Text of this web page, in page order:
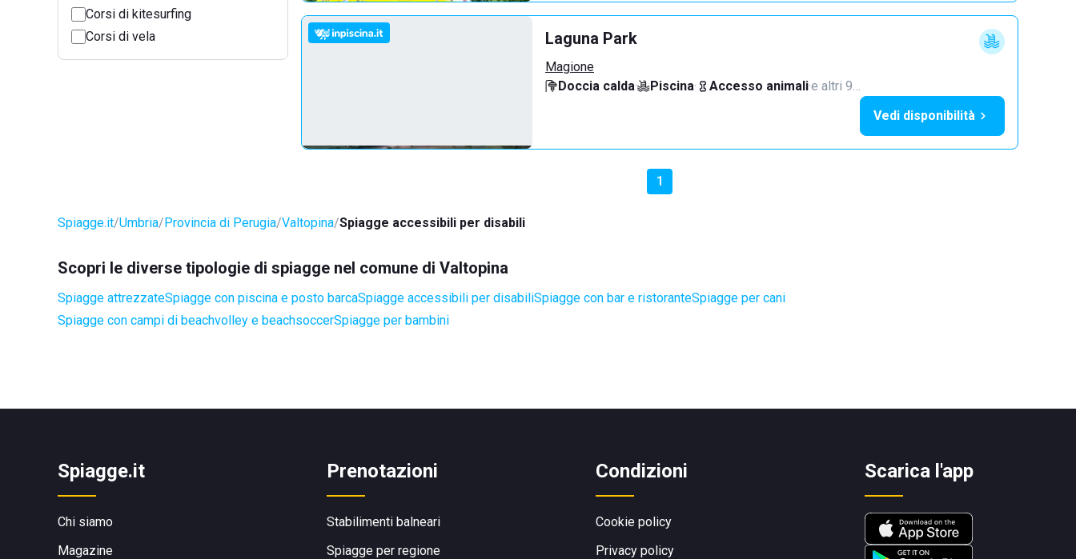
Corsi di kitesurfing
Corsi di vela
Laguna Park
Magione
Doccia calda· Piscina· Accesso animali·e altri 9…
Vedi disponibilità
1
Spiagge.it Umbria Provincia di Perugia Valtopina Spiagge accessibili per disabili
Scopri le diverse tipologie di spiagge nel comune di Valtopina
Spiagge attrezzateSpiagge con piscina e posto barcaSpiagge accessibili per disabiliSpiagge con bar e ristoranteSpiagge per cani
Spiagge con campi di beachvolley e beachsoccerSpiagge per bambini
Spiagge.it
Chi siamo
Magazine
Prenotazioni
Stabilimenti balneari
Spiagge per regione
Condizioni
Cookie policy
Privacy policy
Scarica l'app